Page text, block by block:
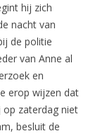
hij zich
nacht van
de politie
van Anne al
en
erop wijzen dat
op zaterdag niet
besluit de